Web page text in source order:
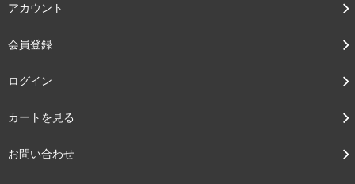
アカウント
会員登録
ログイン
カートを見る
お問い合わせ